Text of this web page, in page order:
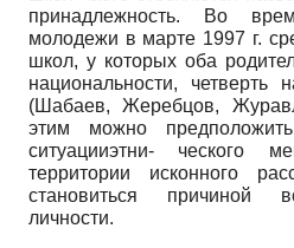
принадлежность. Во
молодежи в марте 1997 г.
школ, у которых оба
национальности, четверть
(Шабаев, Жеребцов,
этим можно
ситуацииэтни- ческого
территории исконного
становиться причиной
личности.